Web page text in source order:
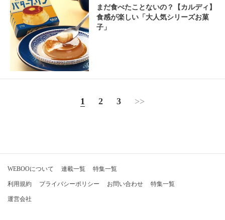
まだ食べたことないの？【カルディ】
食感が楽しい「大人気シリーズお菓
子」
1 2 3 >>
WEBOOについて 連載一覧 特集一覧
利用規約 プライバシーポリシー お問い合わせ 特集一覧
運営会社